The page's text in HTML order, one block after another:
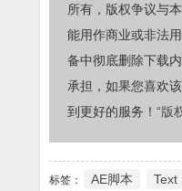
所有，版权争议与
能用作商业或非法
备中彻底删除下载
承担，如果您喜欢
到更好的服务！ “版
标签： AE脚本 Text